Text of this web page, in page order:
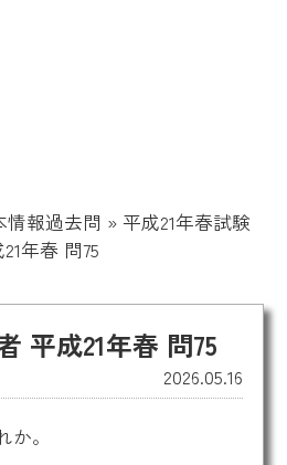
情報過去問 » 平成21年春試験
年春 問75
平成21年春 問75
2026.05.16
。